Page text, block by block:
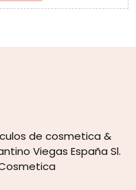
de cosmetica &
Viegas España Sl.